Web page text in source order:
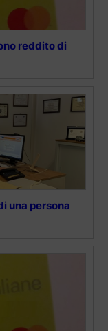
reddito di
una persona